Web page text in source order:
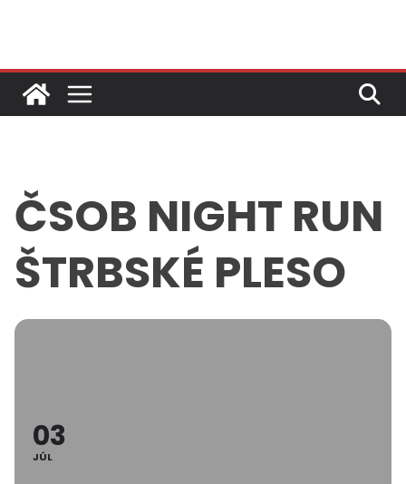
ČSOB NIGHT RUN
ŠTRBSKÉ PLESO
03
JÚL